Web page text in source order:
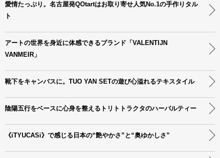
愛情たっぷり。名古屋発QOtartはお取り寄せ人気No.1の手作りタル
ト
アートの世界を身近に体感できるブランド「VALENTIJN
VANMEIR」
靴下をキャンバスに。TUO YAN SETの遊び心溢れるテキスタイル
陰陽五行をベースに心身を整えるトリトトラクタのハーバルティー
《iTYUCASi》で感じる日本の“艶やかさ”と“奥ゆかしさ”